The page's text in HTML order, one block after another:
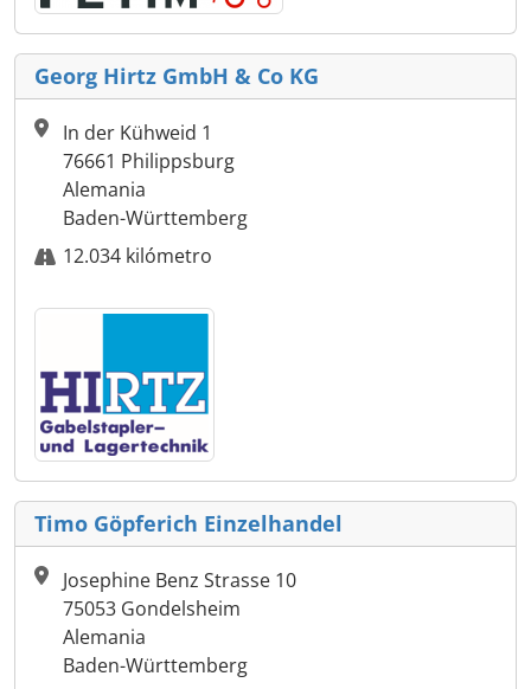
Georg Hirtz GmbH & Co KG
In der Kühweid 1
76661 Philippsburg
Alemania
Baden-Württemberg
12.034 kilómetro
Timo Göpferich Einzelhandel
Josephine Benz Strasse 10
75053 Gondelsheim
Alemania
Baden-Württemberg